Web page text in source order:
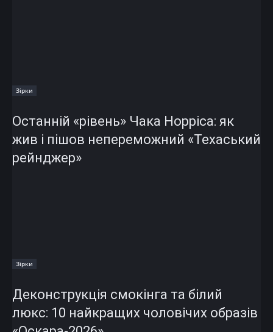
Зірки
Останній «рівень» Чака Норріса: як
жив і пішов непереможний «Техаський
рейнджер»
Зірки
Деконструкція смокінга та білий
люкс: 10 найкращих чоловічих образів